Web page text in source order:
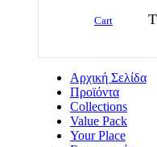
Cart
Αρχική Σελίδα
Προϊόντα
Collections
Value Pack
Your Place